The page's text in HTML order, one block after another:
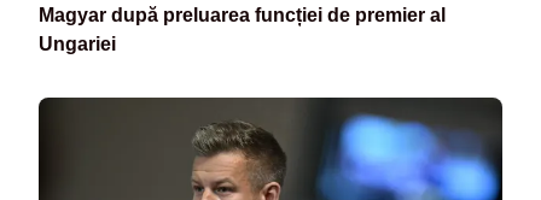
Magyar după preluarea funcției de premier al
Ungariei